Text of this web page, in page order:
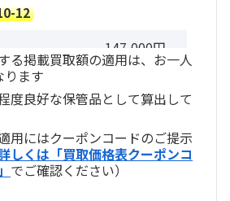
12
13
147,000円
14
115,500円
15
84,000円
る掲載買取額の適用は、お一人
ります
度良好な保管品として算出して
用にはクーポンコードのご提示
しくは「買取価格表クーポンコ
でご確認ください）